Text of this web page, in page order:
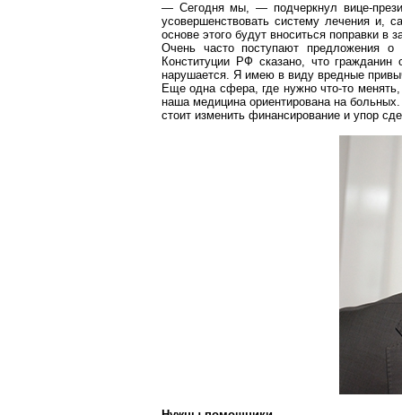
— Сегодня мы, — подчеркнул вице-
усовершенствовать систему лечения и,
основе этого будут вноситься поправки в
Очень часто поступают предложения о
Конституции РФ сказано, что
нарушается. Я имею в виду вредные
Еще одна сфера, где нужно что-то
наша медицина ориентирована на
стоит изменить финансирование и упор